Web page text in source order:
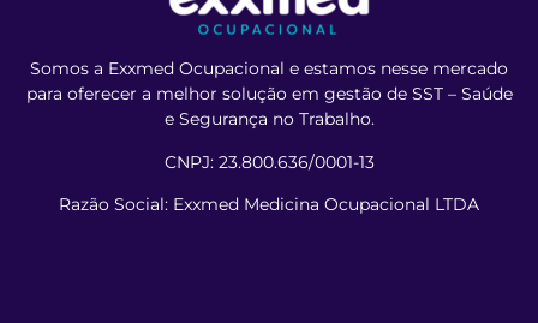
Somos a Exxmed Ocupacional e estamos nesse mercado
para oferecer a melhor solução em gestão de SST – Saúde
e Segurança no Trabalho.
CNPJ: 23.800.636/0001-13
Razão Social: Exxmed Medicina Ocupacional LTDA